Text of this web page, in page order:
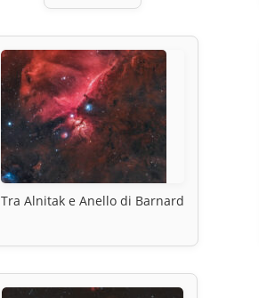
Tra Alnitak e Anello di Barnard